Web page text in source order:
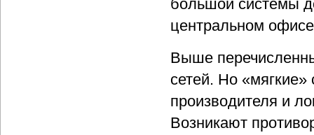
большой системы
центральном
Выше
сетей. Но
производителя и
Возникают